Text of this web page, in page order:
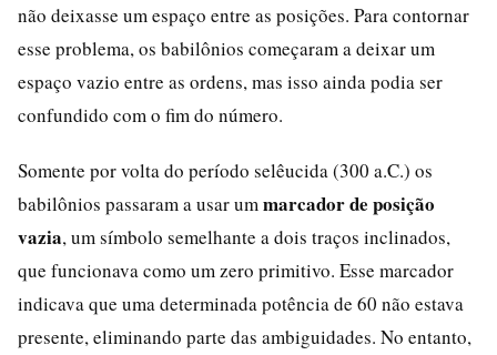
não deixasse um espaço entre as posições. Para contornar
esse problema, os babilônios começaram a deixar um
espaço vazio entre as ordens, mas isso ainda podia ser
confundido com o fim do número.
Somente por volta do período selêucida (300 a.C.) os
babilônios passaram a usar um marcador de posição
vazia, um símbolo semelhante a dois traços inclinados,
que funcionava como um zero primitivo. Esse marcador
indicava que uma determinada potência de 60 não estava
presente, eliminando parte das ambiguidades. No entanto,